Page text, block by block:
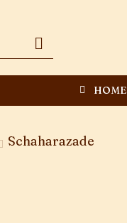
HOME
Schaharazade